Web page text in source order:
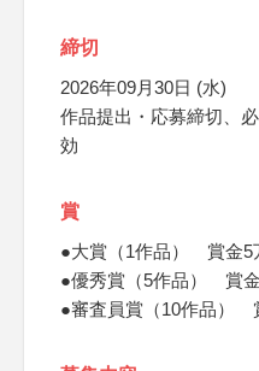
締切
2026年09月30日 (水)
作品提出・応募締切、
効
賞
●大賞（1作品） 賞金5
●優秀賞（5作品） 賞
●審査員賞（10作品）